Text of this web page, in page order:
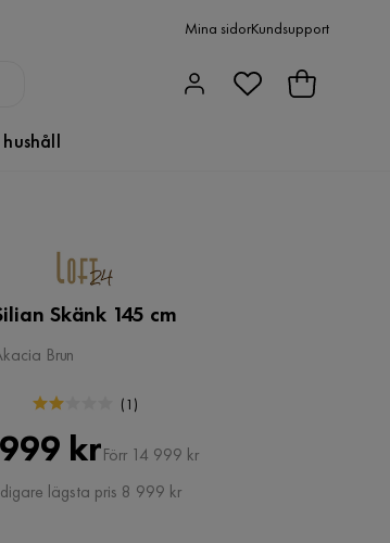
Mina sidorKundsupport
Skänk 145 cm
Brun
(1 )
Pris
kr
Original
Pris
Förr 14 999 kr
lägsta pris 8 999 kr